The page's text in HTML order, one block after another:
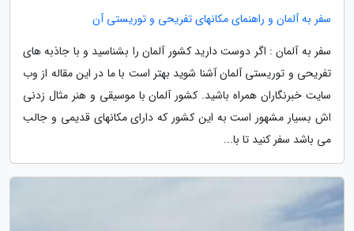
سفر به آلمان و راهنمای مکانهای تفریحی و توریستی آن
سفر به آلمان : اگر دوست دارید کشور آلمان را بشناسید و با جاذبه های
تفریحی و توریستی آلمان آشنا شوید بهتر است با ما در این مقاله از وب
سایت خبرنگاران همراه باشید. کشور آلمان با موسیقی و هنر مثال زدنی
اش بسیار مشهور است به این کشور که دارای مکانهای قدیمی و جالب
می باشد سفر کنید تا با...